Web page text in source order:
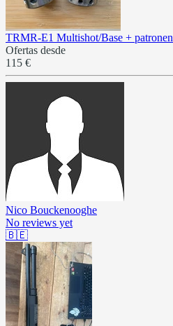
TRMR-E1 Multishot/Base + patronen
Ofertas desde
115 €
Nico Bouckenooghe
No reviews yet
🇧🇪